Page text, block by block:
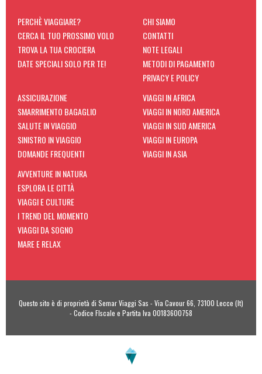
PERCHÈ VIAGGIARE?
CERCA IL TUO PROSSIMO VOLO
TROVA LA TUA CROCIERA
DATE SPECIALI SOLO PER TE!
CHI SIAMO
CONTATTI
NOTE LEGALI
METODI DI PAGAMENTO
PRIVACY E POLICY
ASSICURAZIONE
SMARRIMENTO BAGAGLIO
SALUTE IN VIAGGIO
SINISTRO IN VIAGGIO
DOMANDE FREQUENTI
VIAGGI IN AFRICA
VIAGGI IN NORD AMERICA
VIAGGI IN SUD AMERICA
VIAGGI IN EUROPA
VIAGGI IN ASIA
AVVENTURE IN NATURA
ESPLORA LE CITTÀ
VIAGGI E CULTURE
I TREND DEL MOMENTO
VIAGGI DA SOGNO
MARE E RELAX
Questo sito è di proprietà di Semar Viaggi Sas - Via Cavour 66, 73100 Lecce (It)
- Codice FIscale e Partita Iva 00183600758